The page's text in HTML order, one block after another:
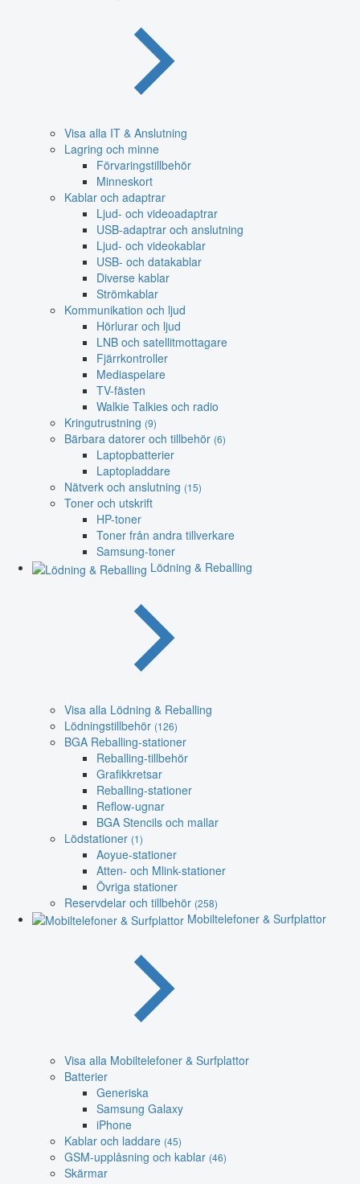
Visa alla IT & Anslutning
Lagring och minne
Förvaringstillbehör
Minneskort
Kablar och adaptrar
Ljud- och videoadaptrar
USB-adaptrar och anslutning
Ljud- och videokablar
USB- och datakablar
Diverse kablar
Strömkablar
Kommunikation och ljud
Hörlurar och ljud
LNB och satellitmottagare
Fjärrkontroller
Mediaspelare
TV-fästen
Walkie Talkies och radio
Kringutrustning (9)
Bärbara datorer och tillbehör (6)
Laptopbatterier
Laptopladdare
Nätverk och anslutning (15)
Toner och utskrift
HP-toner
Toner från andra tillverkare
Samsung-toner
Lödning & Reballing
Visa alla Lödning & Reballing
Lödningstillbehör (126)
BGA Reballing-stationer
Reballing-tillbehör
Grafikkretsar
Reballing-stationer
Reflow-ugnar
BGA Stencils och mallar
Lödstationer (1)
Aoyue-stationer
Atten- och Mlink-stationer
Övriga stationer
Reservdelar och tillbehör (258)
Mobiltelefoner & Surfplattor
Visa alla Mobiltelefoner & Surfplattor
Batterier
Generiska
Samsung Galaxy
iPhone
Kablar och laddare (45)
GSM-upplåsning och kablar (46)
Skärmar